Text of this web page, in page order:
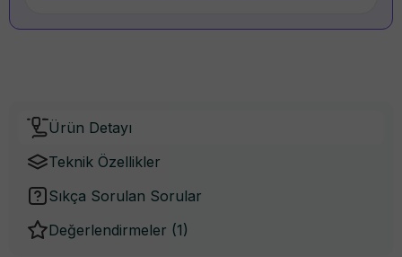
Ürün Detayı
Teknik Özellikler
Sıkça Sorulan Sorular
Değerlendirmeler (1)